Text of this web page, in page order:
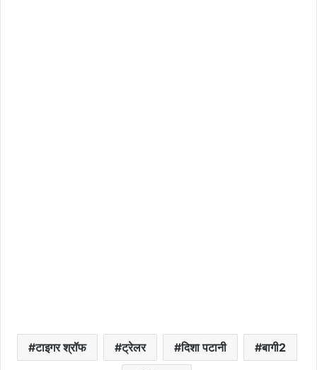
टाइगर श्रॉफ ट्रेलर दिशा पटानी बागी2